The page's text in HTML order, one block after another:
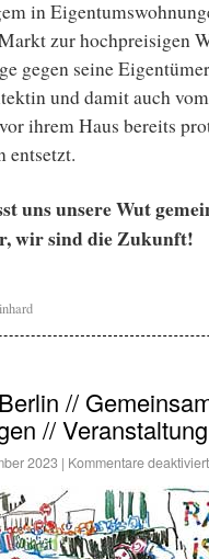
in
zur hochpreisigen
gegen seine
und damit auch
ihrem Haus bereits
entsetzt.
uns unsere Wut
wir sind die Zukunft!
//
//
2023 | Kommentare deaktiviert